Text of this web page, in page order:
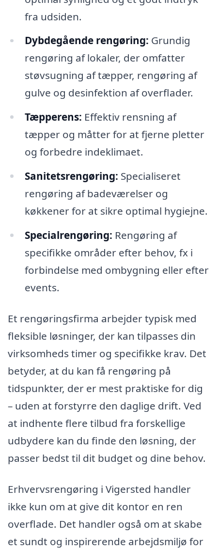
fra udsiden.
Dybdegående rengøring: Grundig
rengøring af lokaler, der omfatter
støvsugning af tæpper, rengøring af
gulve og desinfektion af overflader.
Tæpperens: Effektiv rensning af
tæpper og måtter for at fjerne pletter
og forbedre indeklimaet.
Sanitetsrengøring: Specialiseret
rengøring af badeværelser og
køkkener for at sikre optimal hygiejne.
Specialrengøring: Rengøring af
specifikke områder efter behov, fx i
forbindelse med ombygning eller efter
events.
Et rengøringsfirma arbejder typisk med
fleksible løsninger, der kan tilpasses din
virksomheds timer og specifikke krav. Det
betyder, at du kan få rengøring på
tidspunkter, der er mest praktiske for dig
– uden at forstyrre den daglige drift. Ved
at indhente flere tilbud fra forskellige
udbydere kan du finde den løsning, der
passer bedst til dit budget og dine behov.
Erhvervsrengøring i Vigersted handler
ikke kun om at give dit kontor en ren
overflade. Det handler også om at skabe
et sundt og inspirerende arbejdsmiljø for